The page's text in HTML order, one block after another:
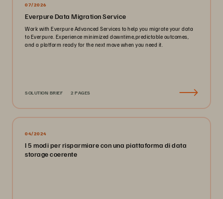
07/2026
Everpure Data Migration Service
Work with Everpure Advanced Services to help you migrate your data
to Everpure. Experience minimized downtime,predictable outcomes,
and a platform ready for the next move when you need it.
SOLUTION BRIEF 2 PAGES
04/2024
I 5 modi per risparmiare con una piattaforma di data
storage coerente